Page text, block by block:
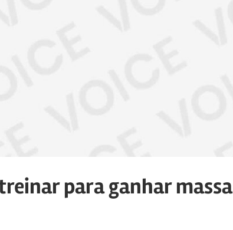
para ganhar massa